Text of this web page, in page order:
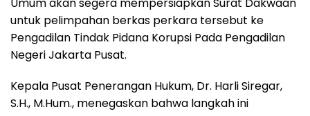
untuk pelimpahan berkas perkara tersebut ke
Pengadilan Tindak Pidana Korupsi Pada Pengadilan
Negeri Jakarta Pusat.
Kepala Pusat Penerangan Hukum, Dr. Harli Siregar,
S.H., M.Hum., menegaskan bahwa langkah ini